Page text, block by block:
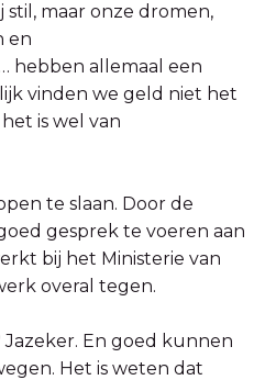
stil, maar onze dromen,
en
hebben allemaal een
vinden we geld niet het
is wel van
te slaan. Door de
gesprek te voeren aan
bij het Ministerie van
overal tegen.
En goed kunnen
Het is weten dat